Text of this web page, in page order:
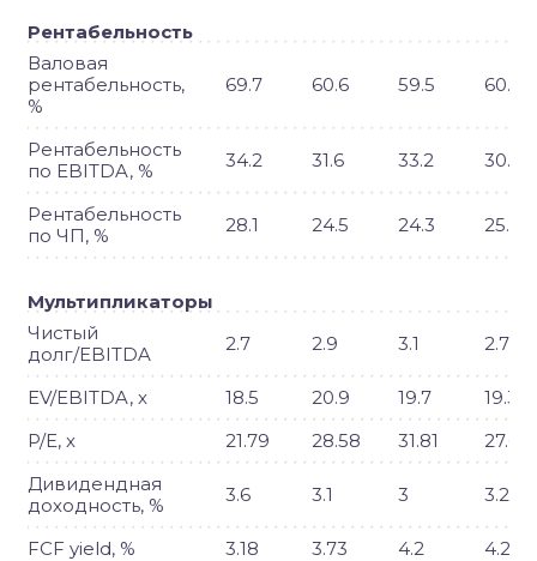
Рентабельность
Валовая
рентабельность,
%
69.7 60.6 59.5 60.3
Рентабельность
по EBITDA, %
34.2 31.6 33.2 30.4
Рентабельность
по ЧП, %
28.1 24.5 24.3 25.3
Мультипликаторы
Чистый
долг/EBITDA
2.7 2.9 3.1 2.7
EV/EBITDA, x 18.5 20.9 19.7
19.35
P/E, x
21.79 28.58 31.81
27.63
Дивидендная
доходность, %
3.6 3.1 3 3.2
FCF yield, % 3.18 3.73 4.2 4.21